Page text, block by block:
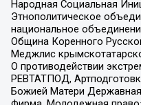
Народная Социальная
Этнополитическое
национальное
Община Коренного
Меджлис
О противодействии
РЕВТАТПОД,
Божией Матери